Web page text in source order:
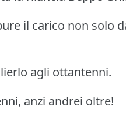
il carico non solo
agli ottantenni.
anzi andrei oltre!